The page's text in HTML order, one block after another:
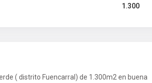
1.300
( distrito Fuencarral) de 1.300m2 en buena